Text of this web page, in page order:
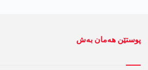
پوستێن ھەمان بەش